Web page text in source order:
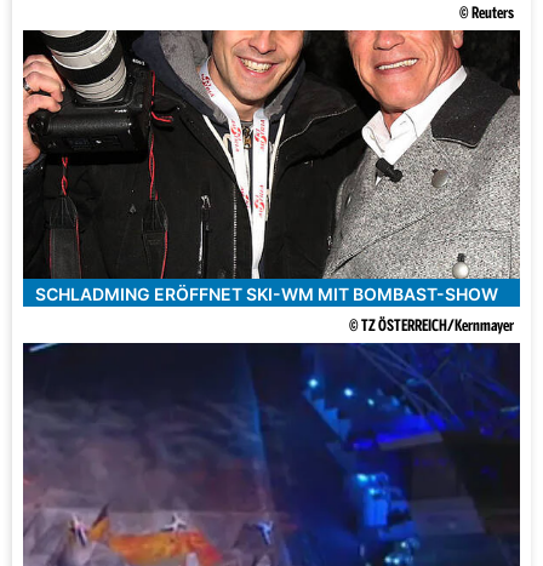
© Reuters
SCHLADMING ERÖFFNET SKI-WM MIT BOMBAST-SHOW
© TZ ÖSTERREICH/Kernmayer